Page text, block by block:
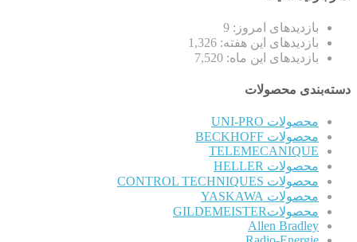
بازدیدهای امروز: 9
بازدیدهای این هفته: 1,326
بازدیدهای این ماه: 7,520
دسته‌بندی محصولات
محصولات UNI-PRO
محصولات BECKHOFF
TELEMECANIQUE
محصولات HELLER
محصولات CONTROL TECHNIQUES
محصولات YASKAWA
محصولاتGILDEMEISTER
Allen Bradley